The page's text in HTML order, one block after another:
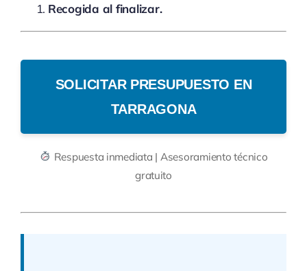
Recogida al finalizar.
SOLICITAR PRESUPUESTO EN
TARRAGONA
Respuesta inmediata | Asesoramiento técnico
gratuito